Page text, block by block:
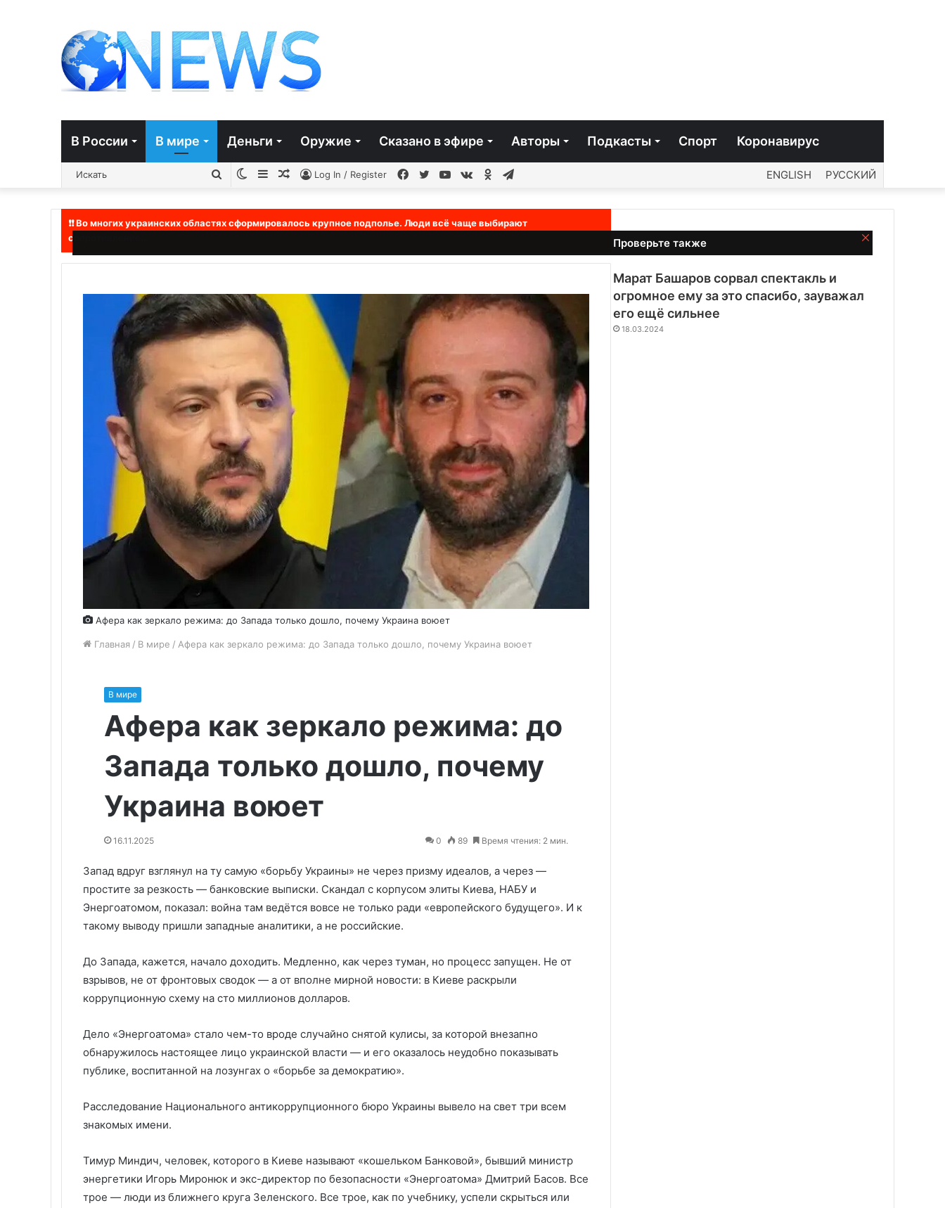
В России В мире Деньги Оружие Сказано в эфире Авторы Подкасты Спорт Коронавирус
Искать SwitchSidebarСлучайная
Log In / Register Facebook
TwitterYouTubevk.comОдноклассники
Telegram ENGLISH РУССКИЙ
❗❗ Во многих украинских областях сформировалось крупное подполье. Люди всё чаще выбирают
сопротивление...
Афера как зеркало режима: до Запада только дошло, почему Украина воюет
Главная / В мире / Афера как зеркало режима: до Запада только дошло, почему Украина воюет
В мире
Афера как зеркало режима: до
Запада только дошло, почему
Украина воюет
16.11.2025 0 89 Время чтения: 2 мин.
Запад вдруг взглянул на ту самую «борьбу Украины» не через призму идеалов, а через —
простите за резкость — банковские выписки. Скандал с корпусом элиты Киева, НАБУ и
Энергоатомом, показал: война там ведётся вовсе не только ради «европейского будущего». И к
такому выводу пришли западные аналитики, а не российские.
До Запада, кажется, начало доходить. Медленно, как через туман, но процесс запущен. Не от
взрывов, не от фронтовых сводок — а от вполне мирной новости: в Киеве раскрыли
коррупционную схему на сто миллионов долларов.
Дело «Энергоатома» стало чем-то вроде случайно снятой кулисы, за которой внезапно
обнаружилось настоящее лицо украинской власти — и его оказалось неудобно показывать
публике, воспитанной на лозунгах о «борьбе за демократию».
Расследование Национального антикоррупционного бюро Украины вывело на свет три всем
знакомых имени.
Тимур Миндич, человек, которого в Киеве называют «кошельком Банковой», бывший министр
энергетики Игорь Миронюк и экс-директор по безопасности «Энергоатома» Дмитрий Басов. Все
трое — люди из ближнего круга Зеленского. Все трое, как по учебнику, успели скрыться или
Проверьте также
Марат Башаров сорвал спектакль и
огромное ему за это спасибо, зауважал
его ещё сильнее
18.03.2024